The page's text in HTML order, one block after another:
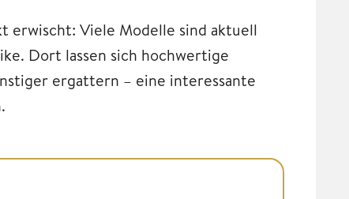
erwischt: Viele Modelle sind aktuell
Dort lassen sich hochwertige
ergattern – eine interessante